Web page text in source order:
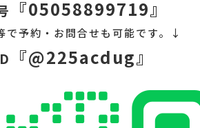
『05058899719』
で予約・お問合せも可能です。↓
『@225acdug』